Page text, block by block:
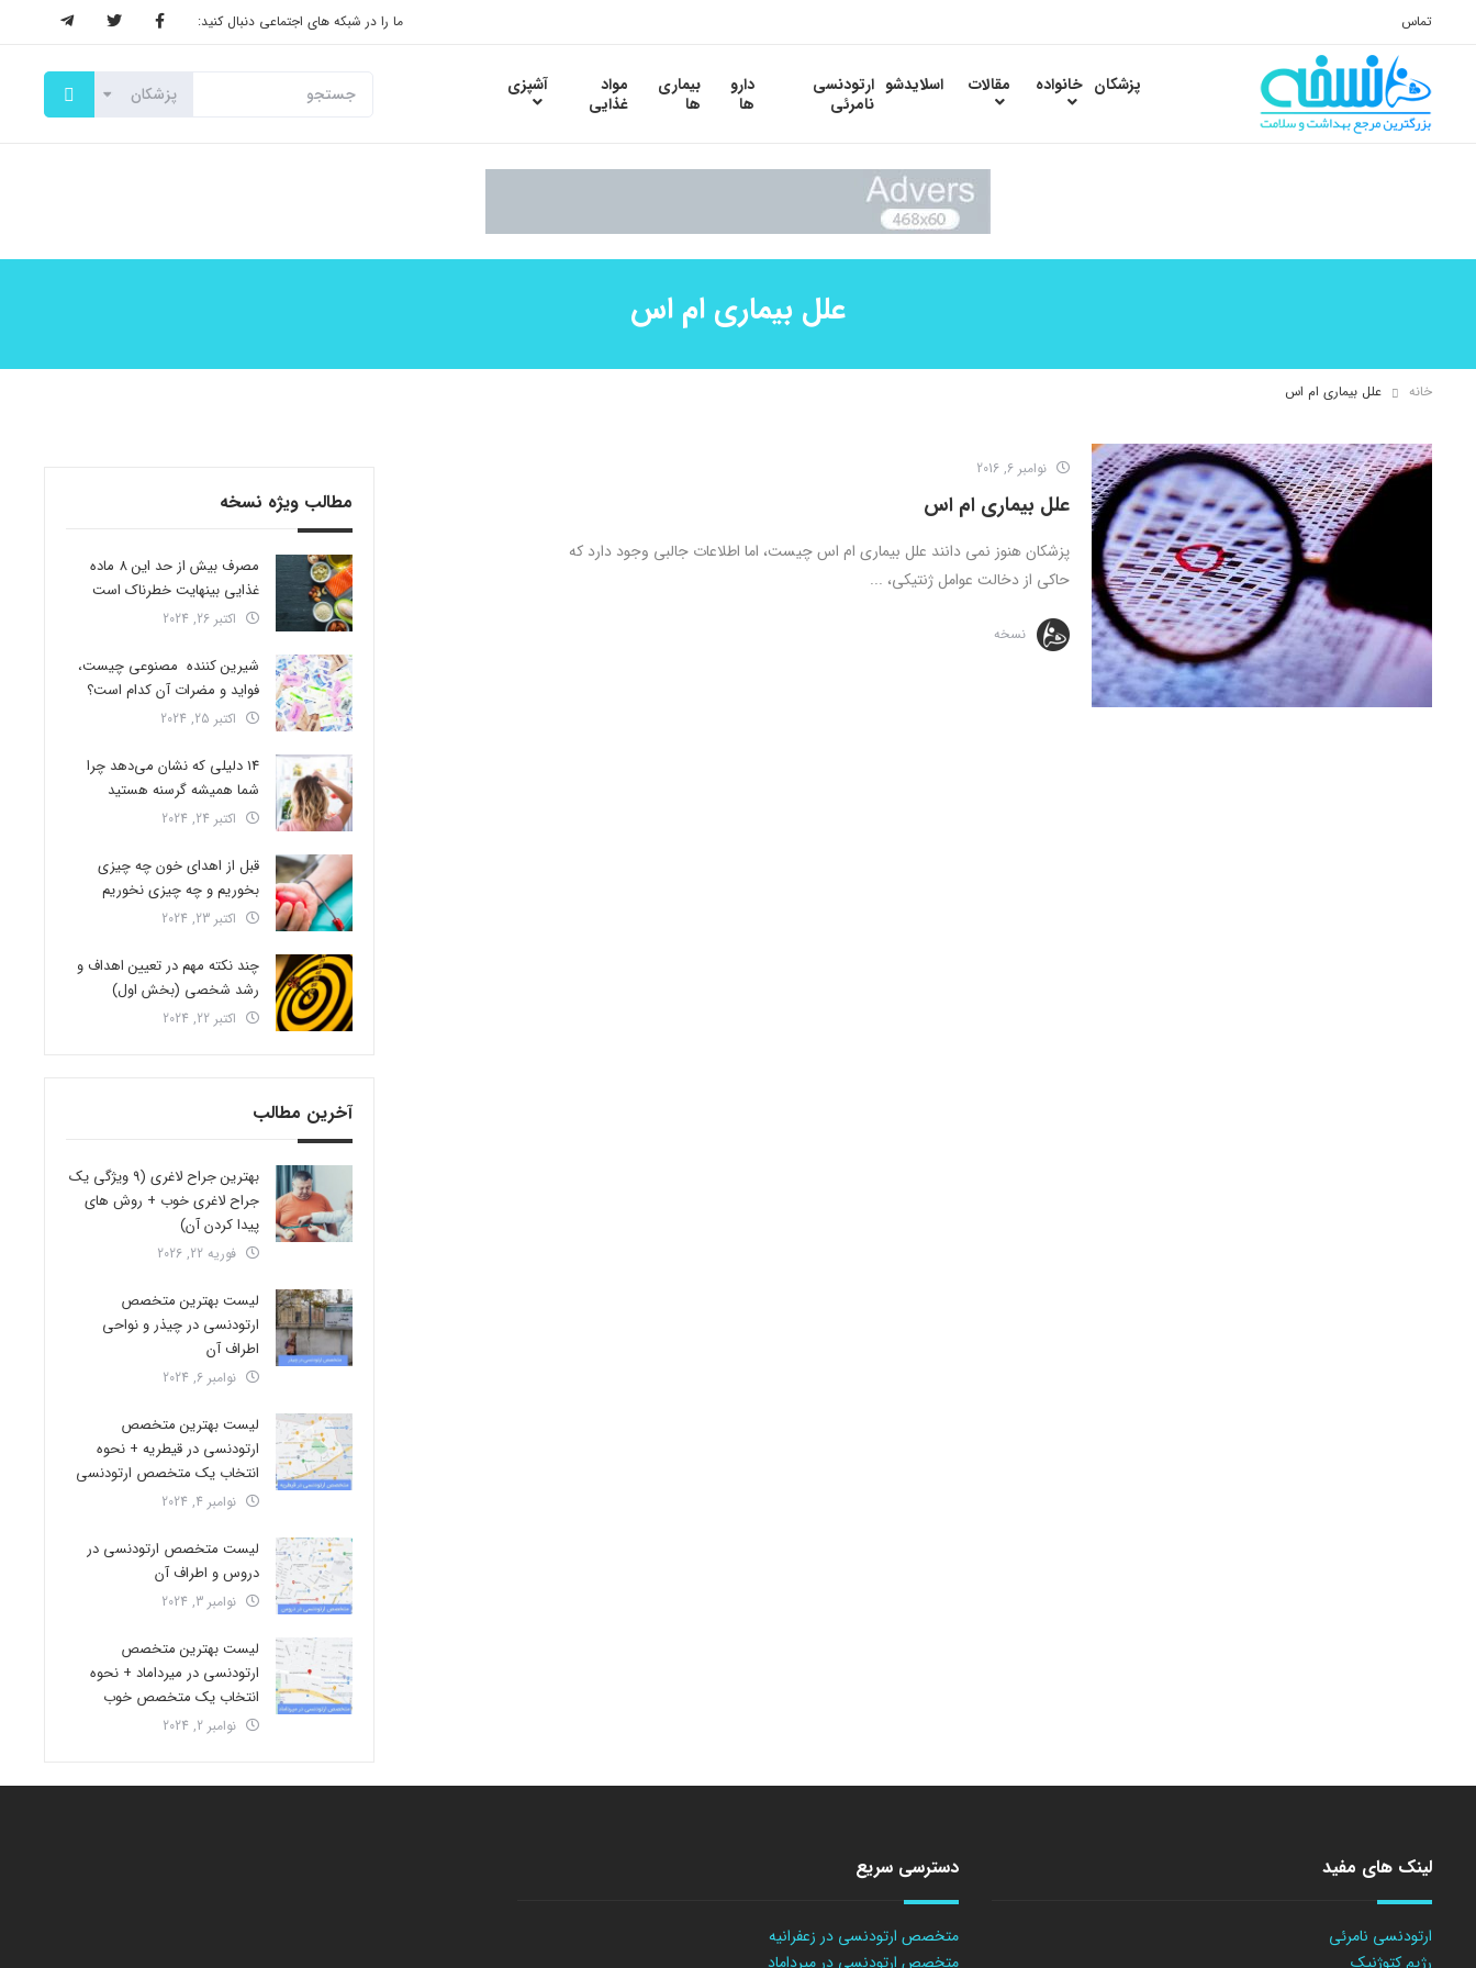
تماس ما را در شبکه های اجتماعی دنبال کنید:
پزشکان خانواده مقالات اسلایدشو ارتودنسی
نامرئی
دارو
ها
بیماری
ها
مواد
غذایی
آشپزی
علل بیماری ام اس
خانه علل بیماری ام اس
نوامبر 6, 2016
علل بیماری ام اس
پزشکان هنوز نمی دانند علل بیماری ام اس چیست، اما اطلاعات جالبی وجود دارد که
حاکی از دخالت عوامل ژنتیکی، ...
نسخه
مطالب ویژه نسخه
مصرف بیش از حد این 8 ماده
غذایی بینهایت خطرناک است
اکتبر 26, 2024
شیرین کننده مصنوعی چیست،
فواید و مضرات آن کدام است؟
اکتبر 25, 2024
14 دلیلی که نشان می‌دهد چرا
شما همیشه گرسنه هستید
اکتبر 24, 2024
قبل از اهدای خون چه چیزی
بخوریم و چه چیزی نخوریم
اکتبر 23, 2024
چند نکته مهم در تعیین اهداف و
رشد شخصی (بخش اول)
اکتبر 22, 2024
آخرین مطالب
بهترین جراح لاغری (9 ویژگی یک
جراح لاغری خوب + روش های
پیدا کردن آن)
فوریه 22, 2026
لیست بهترین متخصص
ارتودنسی در چیذر و نواحی
اطراف آن
نوامبر 6, 2024
لیست بهترین متخصص
ارتودنسی در قیطریه + نحوه
انتخاب یک متخصص ارتودنسی
نوامبر 4, 2024
لیست متخصص ارتودنسی در
دروس و اطراف آن
نوامبر 3, 2024
لیست بهترین متخصص
ارتودنسی در میرداماد + نحوه
انتخاب یک متخصص خوب
نوامبر 2, 2024
لینک های مفید
ارتودنسی نامرئی
رژیم کتوژنیک
دسترسی سریع
متخصص ارتودنسی در زعفرانیه
متخصص ارتودنسی در میرداماد